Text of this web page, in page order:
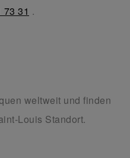
73 31 .
weltweit und finden
Louis Standort.